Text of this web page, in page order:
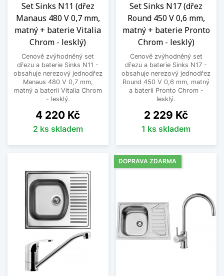
Set Sinks N11 (dřez
Manaus 480 V 0,7 mm,
matný + baterie Vitalia
Chrom - lesklý)
Cenově zvýhodněný set
dřezu a baterie Sinks N11 -
obsahuje nerezový jednodřez
Manaus 480 V 0,7 mm,
matný a baterii Vitalia Chrom
- lesklý.
Cena
4 220 Kč
2 ks skladem
Set Sinks N17 (dřez
Round 450 V 0,6 mm,
matný + baterie Pronto
Chrom - lesklý)
Cenově zvýhodněný set
dřezu a baterie Sinks N17 -
obsahuje nerezový jednodřez
Round 450 V 0,6 mm, matný
a baterii Pronto Chrom -
lesklý.
Cena
2 229 Kč
1 ks skladem
DOPRAVA ZDARMA